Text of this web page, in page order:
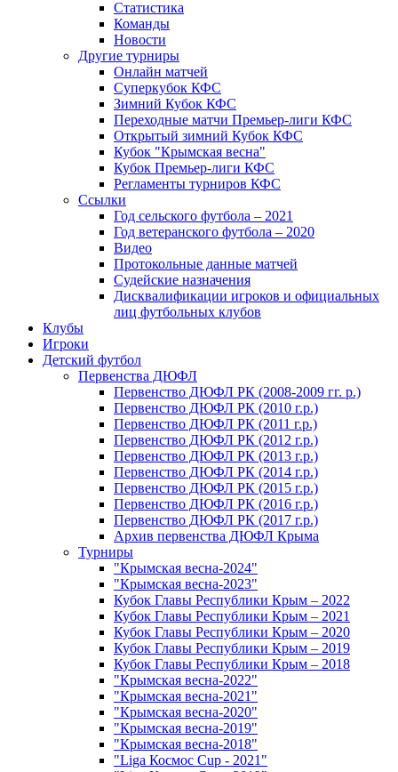
Статистика
Команды
Новости
Другие турниры
Онлайн матчей
Суперкубок КФС
Зимний Кубок КФС
Переходные матчи Премьер-лиги КФС
Открытый зимний Кубок КФС
Кубок "Крымская весна"
Кубок Премьер-лиги КФС
Регламенты турниров КФС
Ссылки
Год сельского футбола – 2021
Год ветеранского футбола – 2020
Видео
Протокольные данные матчей
Судейские назначения
Дисквалификации игроков и официальных
лиц футбольных клубов
Клубы
Игроки
Детский футбол
Первенства ДЮФЛ
Первенство ДЮФЛ РК (2008-2009 гг. р.)
Первенство ДЮФЛ РК (2010 г.р.)
Первенство ДЮФЛ РК (2011 г.р.)
Первенство ДЮФЛ РК (2012 г.р.)
Первенство ДЮФЛ РК (2013 г.р.)
Первенство ДЮФЛ РК (2014 г.р.)
Первенство ДЮФЛ РК (2015 г.р.)
Первенство ДЮФЛ РК (2016 г.р.)
Первенство ДЮФЛ РК (2017 г.р.)
Архив первенства ДЮФЛ Крыма
Турниры
"Крымская весна-2024"
"Крымская весна-2023"
Кубок Главы Республики Крым – 2022
Кубок Главы Республики Крым – 2021
Кубок Главы Республики Крым – 2020
Кубок Главы Республики Крым – 2019
Кубок Главы Республики Крым – 2018
"Крымская весна-2022"
"Крымская весна-2021"
"Крымская весна-2020"
"Крымская весна-2019"
"Крымская весна-2018"
"Liga Космос Cup - 2021"